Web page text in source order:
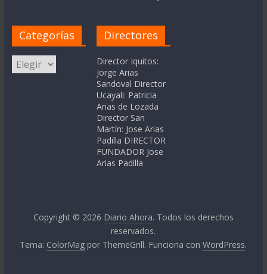
Categorías
Categorías
Directores
Director Iquitos:
Jorge Arias
Sandoval Director
Ucayali: Patricia
Arias de Lozada
Director San
Martín: Jose Arias
Padilla DIRECTOR
FUNDADOR Jose
Arias Padilla
Copyright © 2026 Diario Ahora. Todos los derechos
reservados.
Tema: ColorMag por ThemeGrill. Funciona conWordPress.